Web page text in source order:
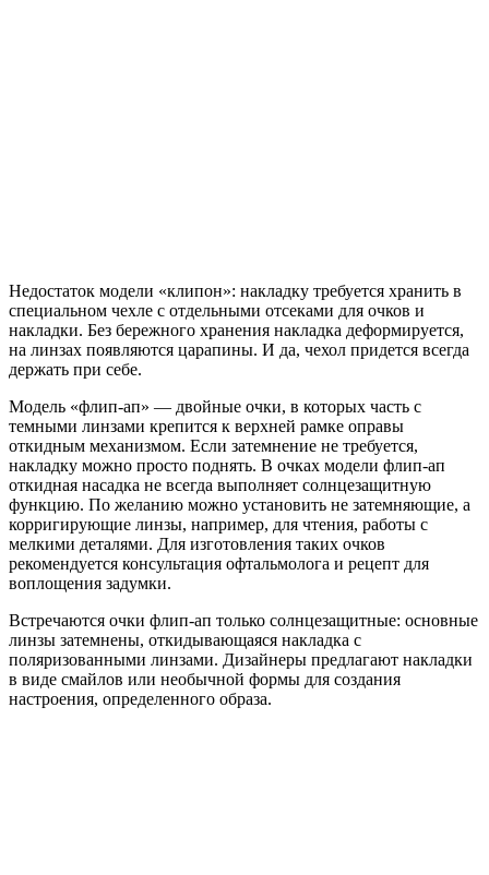
Недостаток модели «клипон»: накладку требуется хранить в
специальном чехле с отдельными отсеками для очков и
накладки. Без бережного хранения накладка деформируется,
на линзах появляются царапины. И да, чехол придется всегда
держать при себе.
Модель «флип-ап» — двойные очки, в которых часть с
темными линзами крепится к верхней рамке оправы
откидным механизмом. Если затемнение не требуется,
накладку можно просто поднять. В очках модели флип-ап
откидная насадка не всегда выполняет солнцезащитную
функцию. По желанию можно установить не затемняющие, а
корригирующие линзы, например, для чтения, работы с
мелкими деталями. Для изготовления таких очков
рекомендуется консультация офтальмолога и рецепт для
воплощения задумки.
Встречаются очки флип-ап только солнцезащитные: основные
линзы затемнены, откидывающаяся накладка с
поляризованными линзами. Дизайнеры предлагают накладки
в виде смайлов или необычной формы для создания
настроения, определенного образа.